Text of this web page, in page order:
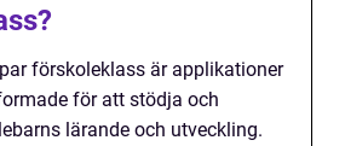
förskoleklass är applikationer
för att stödja och
lärande och utveckling.